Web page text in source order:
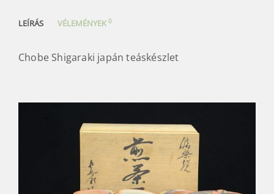
LEÍRÁS VÉLEMÉNYEK0
Chobe Shigaraki japán teáskészlet